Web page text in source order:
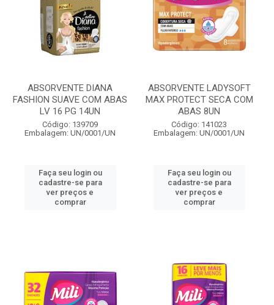
ABSORVENTE DIANA
FASHION SUAVE COM ABAS
LV 16 PG 14UN
Código: 139709
Embalagem: UN/0001/UN
Faça seu login ou
cadastre-se para
ver preços e
comprar
ABSORVENTE LADYSOFT
MAX PROTECT SECA COM
ABAS 8UN
Código: 141023
Embalagem: UN/0001/UN
Faça seu login ou
cadastre-se para
ver preços e
comprar